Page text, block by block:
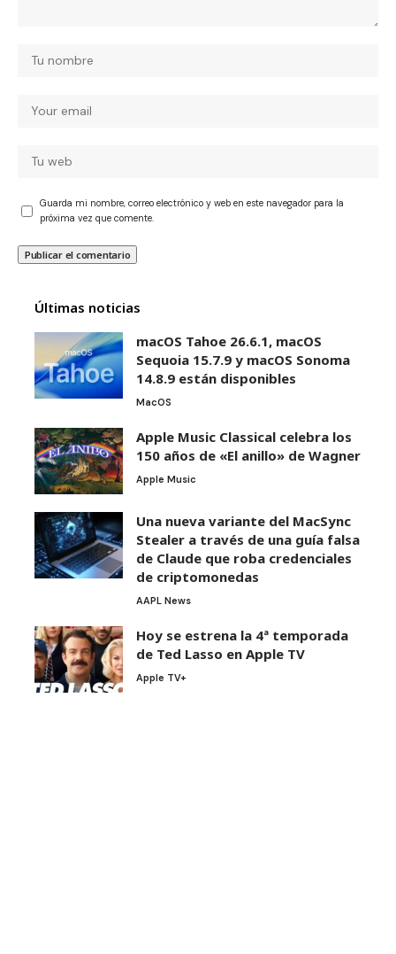
Guarda mi nombre, correo electrónico y web en este navegador para la
próxima vez que comente.
Últimas noticias
macOS Tahoe 26.6.1, macOS
Sequoia 15.7.9 y macOS Sonoma
14.8.9 están disponibles
MacOS
Apple Music Classical celebra los
150 años de «El anillo» de Wagner
Apple Music
Una nueva variante del MacSync
Stealer a través de una guía falsa
de Claude que roba credenciales
de criptomonedas
AAPL News
Hoy se estrena la 4ª temporada
de Ted Lasso en Apple TV
Apple TV+